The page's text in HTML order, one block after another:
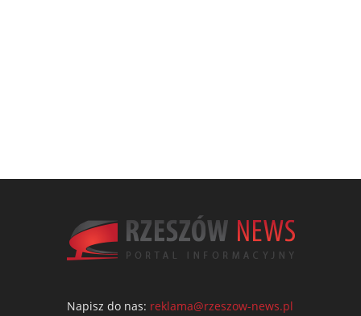
Napisz do nas: reklama@rzeszow-news.pl